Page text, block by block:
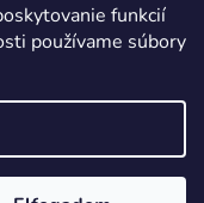
funkcií
používame súbory
Adatelier